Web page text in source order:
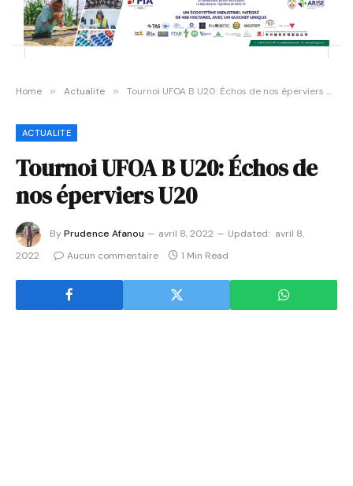
Home » Actualite » Tournoi UFOA B U20: Échos de nos éperviers U20
ACTUALITE
Tournoi UFOA B U20: Échos de
nos éperviers U20
ByPrudence Afanou avril 8, 2022 Updated: avril 8,
2022
Aucun commentaire 1 Min Read